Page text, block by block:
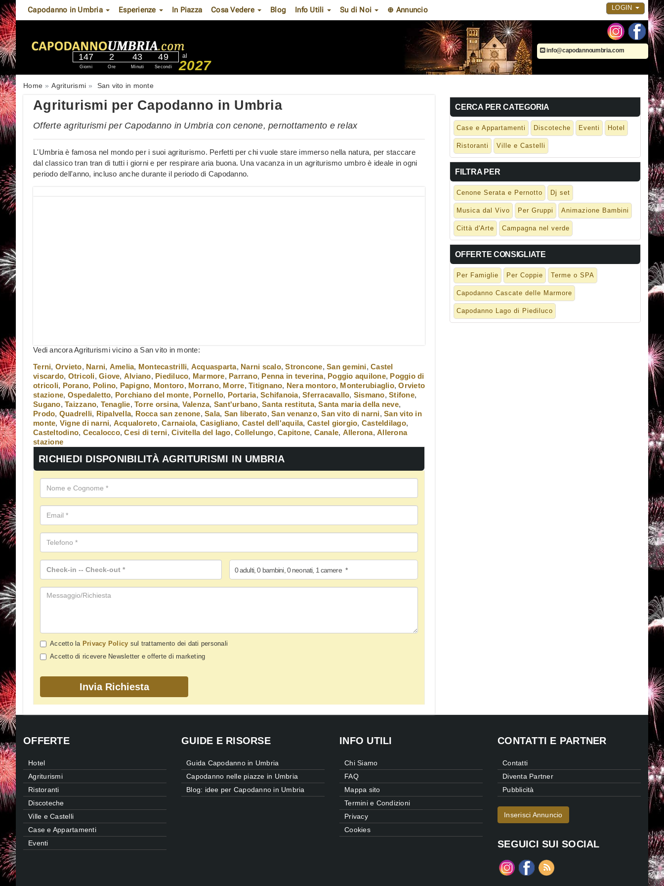
Capodanno in Umbria Esperienze In Piazza Cosa Vedere Blog Info Utili Su di Noi ⊕ Annuncio LOGIN
147
Giorni
2
Ore
43
Minuti
49
Secondi
al
2027
info@capodannoumbria.com
Home Agriturismi San vito in monte
Agriturismi per Capodanno in Umbria
Offerte agriturismi per Capodanno in Umbria con cenone, pernottamento e relax
L'Umbria è famosa nel mondo per i suoi agriturismo. Perfetti per chi vuole stare immerso nella natura, per staccare
dal classico tran tran di tutti i giorni e per respirare aria buona. Una vacanza in un agriturismo umbro è ideale in ogni
periodo dell'anno, incluso anche durante il periodo di Capodanno.
Vedi ancora Agriturismi vicino a San vito in monte:
Terni, Orvieto, Narni, Amelia, Montecastrilli, Acquasparta, Narni scalo,Stroncone, San gemini, Castel
viscardo, Otricoli, Giove, Alviano, Piediluco, Marmore, Parrano, Penna in teverina, Poggio aquilone, Poggio di
otricoli, Porano, Polino, Papigno, Montoro, Morrano, Morre, Titignano, Nera montoro, Monterubiaglio,Orvieto
stazione, Ospedaletto, Porchiano del monte, Pornello, Portaria, Schifanoia, Sferracavallo, Sismano, Stifone,
Sugano, Taizzano, Tenaglie, Torre orsina, Valenza, Sant'urbano, Santa restituta,Santa maria della neve,
Prodo, Quadrelli, Ripalvella, Rocca san zenone, Sala, San liberato, San venanzo,San vito di narni, San vito in
monte, Vigne di narni, Acqualoreto, Carnaiola, Casigliano, Castel dell'aquila, Castel giorgio, Casteldilago,
Casteltodino, Cecalocco,Cesi di terni, Civitella del lago, Collelungo, Capitone, Canale, Allerona, Allerona
stazione
RICHIEDI DISPONIBILITÀ AGRITURISMI IN UMBRIA
0adulti, 0 bambini, 0 neonati, 1 camere *
Accetto la Privacy Policy sul trattamento dei dati personali
Accetto di ricevere Newsletter e offerte di marketing
CERCA PER CATEGORIA
Case e Appartamenti Discoteche Eventi Hotel
Ristoranti Ville e Castelli
FILTRA PER
Cenone Serata e Pernotto Dj set
Musica dal Vivo Per Gruppi Animazione Bambini
Città d'Arte Campagna nel verde
OFFERTE CONSIGLIATE
Per Famiglie Per Coppie Terme o SPA
Capodanno Cascate delle Marmore
Capodanno Lago di Piediluco
OFFERTE
Hotel
Agriturismi
Ristoranti
Discoteche
Ville e Castelli
Case e Appartamenti
Eventi
GUIDE E RISORSE
Guida Capodanno in Umbria
Capodanno nelle piazze in Umbria
Blog: idee per Capodanno in Umbria
INFO UTILI
Chi Siamo
FAQ
Mappa sito
Termini e Condizioni
Privacy
Cookies
CONTATTI E PARTNER
Contatti
Diventa Partner
Pubblicità
Inserisci Annuncio
SEGUICI SUI SOCIAL